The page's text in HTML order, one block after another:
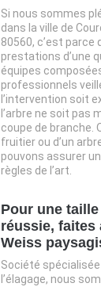
Si nous sommes
dans la ville de
80560, c’est parce
prestations d’une
équipes
professionnels
l’intervention soit
l’arbre ne soit pas
coupe de branche.
fruitier ou d’un
pouvons assurer
règles de l’art.
Pour une
réussie, faites
Weiss
Société
l’élagage, nous